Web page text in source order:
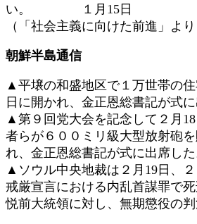
い。 １月15日
（「社会主義に向けた前進」より
朝鮮半島通信
▲平壌の和盛地区で１万世帯の
日に開かれ、金正恩総書記が式に
▲第９回党大会を記念して２月
者らが６００ミリ級大型放射砲
れ、金正恩総書記が式に出席した
▲ソウル中央地裁は２月19日、
戒厳宣言における内乱首謀罪で
悦前大統領に対し、無期懲役の判